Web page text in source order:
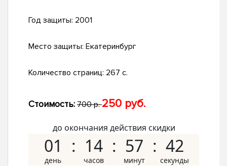
Год защиты: 2001
Место защиты: Екатеринбург
Количество страниц: 267 с.
Стоимость: 700 р.250 руб.
до окончания действия скидки
01 14 57 41